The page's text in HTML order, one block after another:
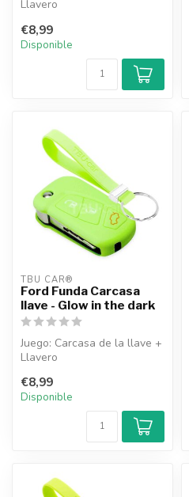
Llavero
€8,99
Disponible
TBU CAR®
Ford Funda Carcasa
llave - Glow in the dark
Juego: Carcasa de la llave +
Llavero
€8,99
Disponible